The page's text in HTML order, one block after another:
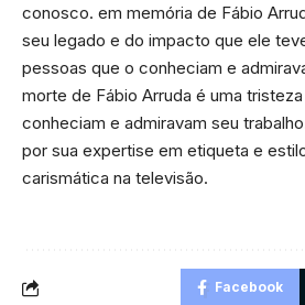
conosco. em memória de Fábio
seu legado e do impacto que ele
pessoas que o conheciam e
morte de Fábio Arruda é uma
conheciam e admiravam seu
por sua expertise em etiqueta e
carismática na televisão.
Facebook